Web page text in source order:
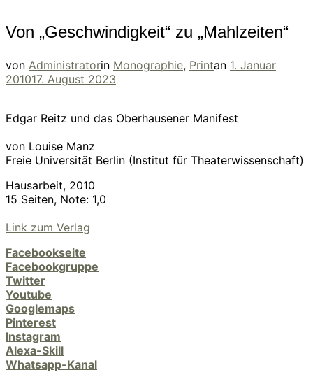
umschalten
Von „Geschwindigkeit“ zu „Mahlzeiten“
von Administratorin Monographie, Printan Veröffentlicht
1. Januar
201017. August 2023
Edgar Reitz und das Oberhausener Manifest
von Louise Manz
Freie Universität Berlin (Institut für Theaterwissenschaft)
Hausarbeit, 2010
15 Seiten, Note: 1,0
Link zum Verlag
Facebookseite
Facebookgruppe
Twitter
Youtube
Googlemaps
Pinterest
Instagram
Alexa-Skill
Whatsapp-Kanal